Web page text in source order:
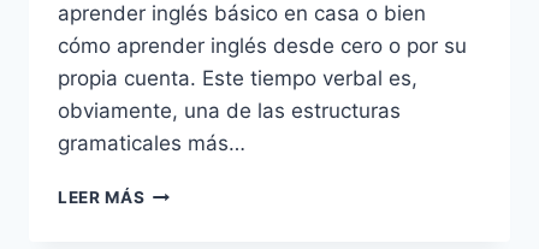
aprender inglés básico en casa o bien
cómo aprender inglés desde cero o por su
propia cuenta. Este tiempo verbal es,
obviamente, una de las estructuras
gramaticales más…
LEER MÁS PRESENTE